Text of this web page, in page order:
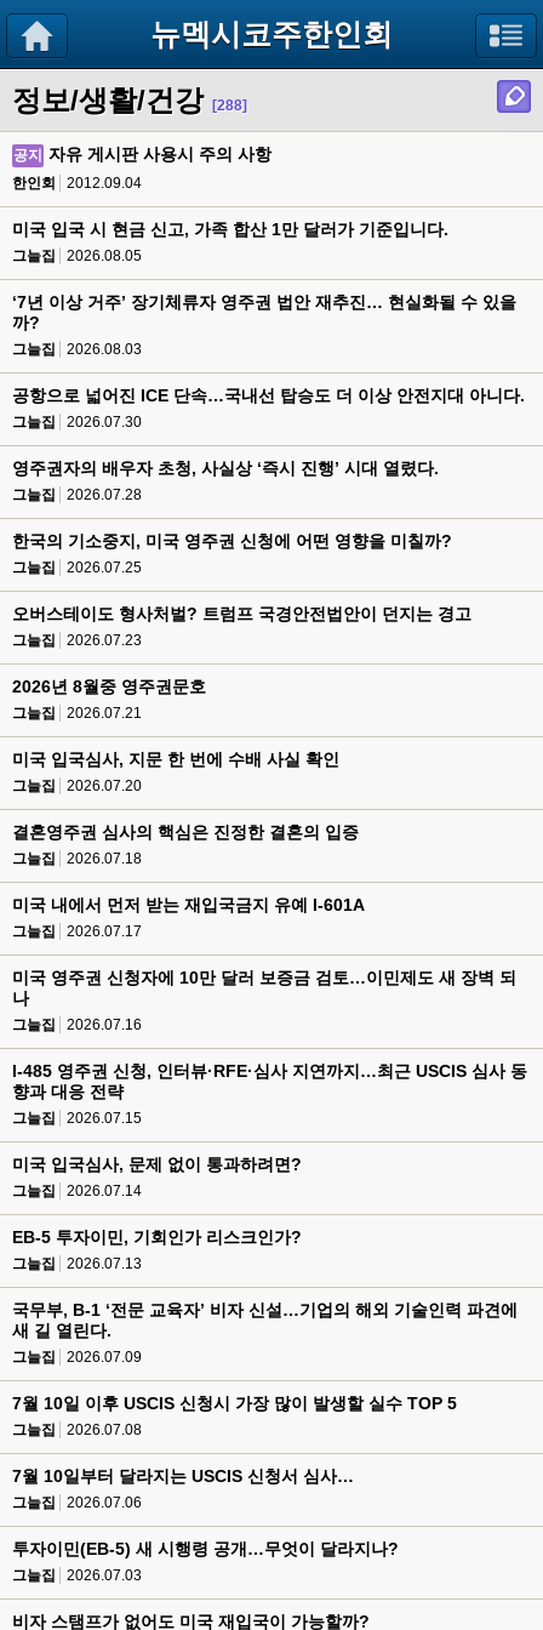
뉴멕시코주한인회
정보/생활/건강 [288]
공지 자유 게시판 사용시 주의 사항
한인회 2012.09.04
미국 입국 시 현금 신고, 가족 합산 1만 달러가 기준입니다.
그늘집 2026.08.05
‘7년 이상 거주’ 장기체류자 영주권 법안 재추진… 현실화될 수 있을
까?
그늘집 2026.08.03
공항으로 넓어진 ICE 단속…국내선 탑승도 더 이상 안전지대 아니다.
그늘집 2026.07.30
영주권자의 배우자 초청, 사실상 ‘즉시 진행’ 시대 열렸다.
그늘집 2026.07.28
한국의 기소중지, 미국 영주권 신청에 어떤 영향을 미칠까?
그늘집 2026.07.25
오버스테이도 형사처벌? 트럼프 국경안전법안이 던지는 경고
그늘집 2026.07.23
2026년 8월중 영주권문호
그늘집 2026.07.21
미국 입국심사, 지문 한 번에 수배 사실 확인
그늘집 2026.07.20
결혼영주권 심사의 핵심은 진정한 결혼의 입증
그늘집 2026.07.18
미국 내에서 먼저 받는 재입국금지 유예 I-601A
그늘집 2026.07.17
미국 영주권 신청자에 10만 달러 보증금 검토…이민제도 새 장벽 되
나
그늘집 2026.07.16
I-485 영주권 신청, 인터뷰·RFE·심사 지연까지…최근 USCIS 심사 동
향과 대응 전략
그늘집 2026.07.15
미국 입국심사, 문제 없이 통과하려면?
그늘집 2026.07.14
EB-5 투자이민, 기회인가 리스크인가?
그늘집 2026.07.13
국무부, B-1 ‘전문 교육자’ 비자 신설…기업의 해외 기술인력 파견에
새 길 열린다.
그늘집 2026.07.09
7월 10일 이후 USCIS 신청시 가장 많이 발생할 실수 TOP 5
그늘집 2026.07.08
7월 10일부터 달라지는 USCIS 신청서 심사…
그늘집 2026.07.06
투자이민(EB-5) 새 시행령 공개…무엇이 달라지나?
그늘집 2026.07.03
비자 스탬프가 없어도 미국 재입국이 가능할까?